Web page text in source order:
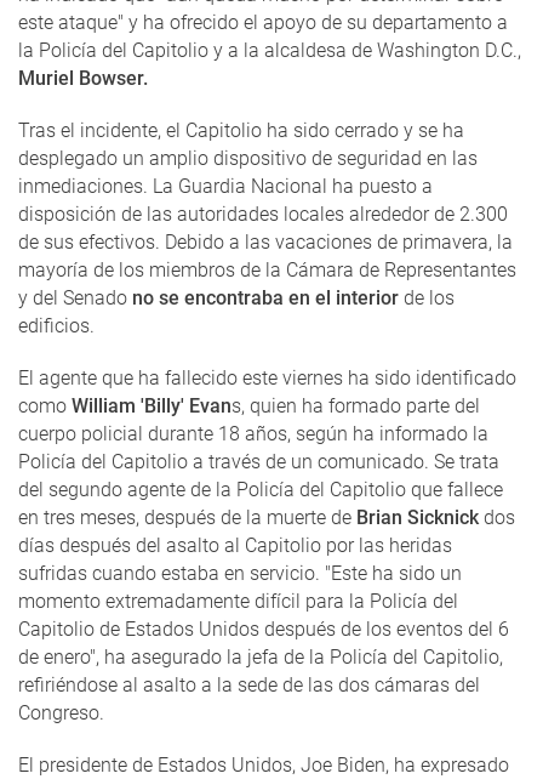
este ataque" y ha ofrecido el apoyo de su departamento a
la Policía del Capitolio y a la alcaldesa de Washington D.C.,
Muriel Bowser.
Tras el incidente, el Capitolio ha sido cerrado y se ha
desplegado un amplio dispositivo de seguridad en las
inmediaciones. La Guardia Nacional ha puesto a
disposición de las autoridades locales alrededor de 2.300
de sus efectivos. Debido a las vacaciones de primavera, la
mayoría de los miembros de la Cámara de Representantes
y del Senado no se encontraba en el interior de los
edificios.
El agente que ha fallecido este viernes ha sido identificado
como William 'Billy' Evans, quien ha formado parte del
cuerpo policial durante 18 años, según ha informado la
Policía del Capitolio a través de un comunicado. Se trata
del segundo agente de la Policía del Capitolio que fallece
en tres meses, después de la muerte de Brian Sicknick dos
días después del asalto al Capitolio por las heridas
sufridas cuando estaba en servicio. "Este ha sido un
momento extremadamente difícil para la Policía del
Capitolio de Estados Unidos después de los eventos del 6
de enero", ha asegurado la jefa de la Policía del Capitolio,
refiriéndose al asalto a la sede de las dos cámaras del
Congreso.
El presidente de Estados Unidos, Joe Biden, ha expresado